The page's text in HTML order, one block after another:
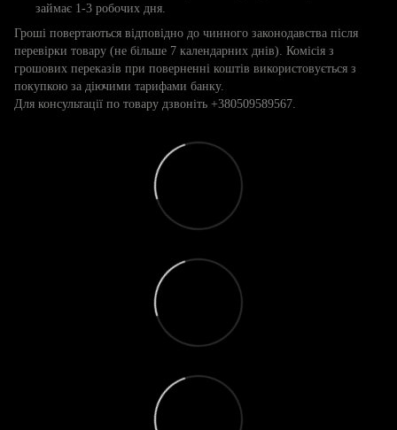
займає 1-3 робочих дня.
Гроші повертаються відповідно до чинного законодавства після
перевірки товару (не більше 7 календарних днів). Комісія з
грошових переказів при поверненні коштів використовується з
покупкою за діючими тарифами банку.
Для консультації по товару дзвоніть +380509589567.